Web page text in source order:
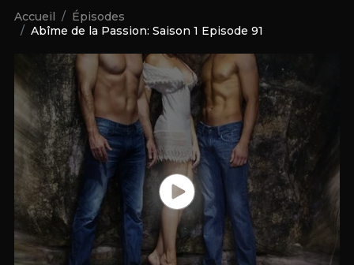
Accueil
Épisodes
Abîme de la Passion: Saison 1 Episode 91